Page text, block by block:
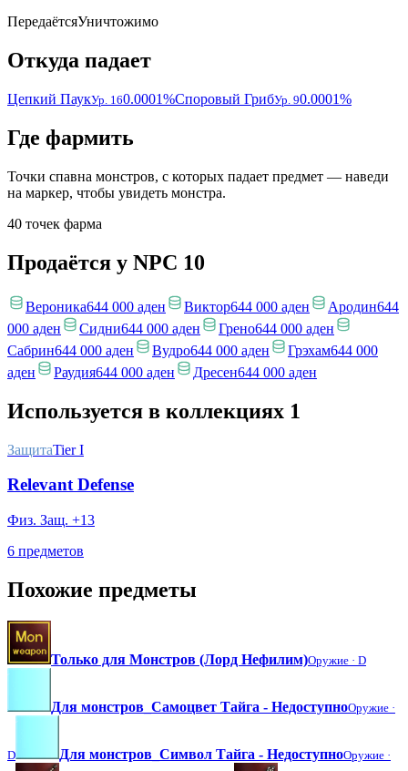
ПередаётсяУничтожимо
Откуда падает
Цепкий ПаукУр. 160.0001%Споровый ГрибУр. 90.0001%
Где фармить
Точки спавна монстров, с которых падает предмет — наведи
на маркер, чтобы увидеть монстра.
40 точек фарма
Продаётся у NPC 10
Вероника644 000 аден Виктор644 000 аден Ародин644
000 аден
Сидни644 000 аден Грено644 000 аден
Сабрин644 000 аден Вудро644 000 аден Грэхам644 000
аден
Раудия644 000 аден Дресен644 000 аден
Используется в коллекциях 1
ЗащитаTier I
Relevant Defense
Физ. Защ. +13
6 предметов
Похожие предметы
Только для Монстров (Лорд Нефилим)Оружие · D
Для монстров_Самоцвет Тайга - НедоступноОружие ·
D Для монстров_Символ Тайга - НедоступноОружие ·